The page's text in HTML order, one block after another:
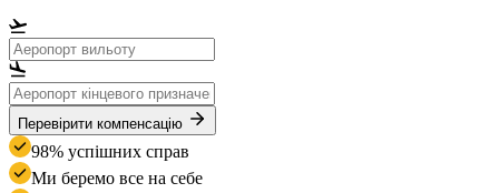
Перевірити компенсацію
98% успішних справ
Ми беремо все на себе